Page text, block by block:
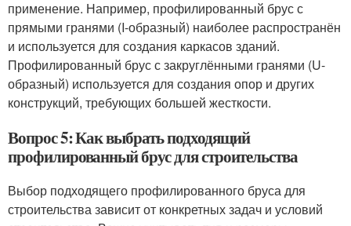
применение. Например, профилированный брус с
прямыми гранями (I-образный) наиболее распространён
и используется для создания каркасов зданий.
Профилированный брус с закруглёнными гранями (U-
образный) используется для создания опор и других
конструкций, требующих большей жесткости.
Вопрос 5: Как выбрать подходящий
профилированный брус для строительства
Выбор подходящего профилированного бруса для
строительства зависит от конкретных задач и условий